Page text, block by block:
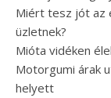
Miért tesz jót az
üzletnek?
Mióta vidéken
Motorgumi árak
helyett